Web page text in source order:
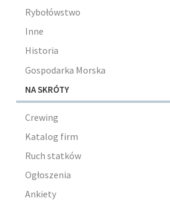
Rybołówstwo
Inne
Historia
Gospodarka Morska
NA SKRÓTY
Crewing
Katalog firm
Ruch statków
Ogłoszenia
Ankiety